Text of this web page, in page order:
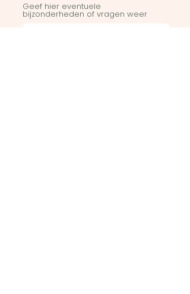
Geef hier eventuele
bijzonderheden of vragen weer